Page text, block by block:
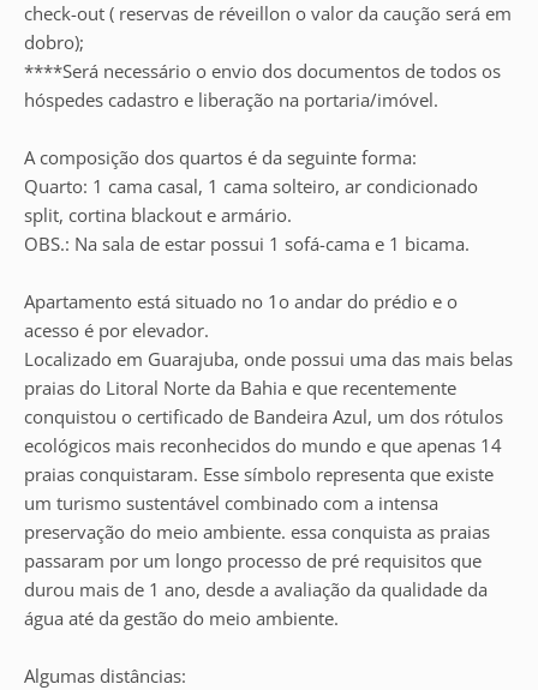
check-out ( reservas de réveillon o valor da caução será em
dobro);
****Será necessário o envio dos documentos de todos os
hóspedes cadastro e liberação na portaria/imóvel.
A composição dos quartos é da seguinte forma:
Quarto: 1 cama casal, 1 cama solteiro, ar condicionado
split, cortina blackout e armário.
OBS.: Na sala de estar possui 1 sofá-cama e 1 bicama.
Apartamento está situado no 1o andar do prédio e o
acesso é por elevador.
Localizado em Guarajuba, onde possui uma das mais belas
praias do Litoral Norte da Bahia e que recentemente
conquistou o certificado de Bandeira Azul, um dos rótulos
ecológicos mais reconhecidos do mundo e que apenas 14
praias conquistaram. Esse símbolo representa que existe
um turismo sustentável combinado com a intensa
preservação do meio ambiente. essa conquista as praias
passaram por um longo processo de pré requisitos que
durou mais de 1 ano, desde a avaliação da qualidade da
água até da gestão do meio ambiente.
Algumas distâncias: